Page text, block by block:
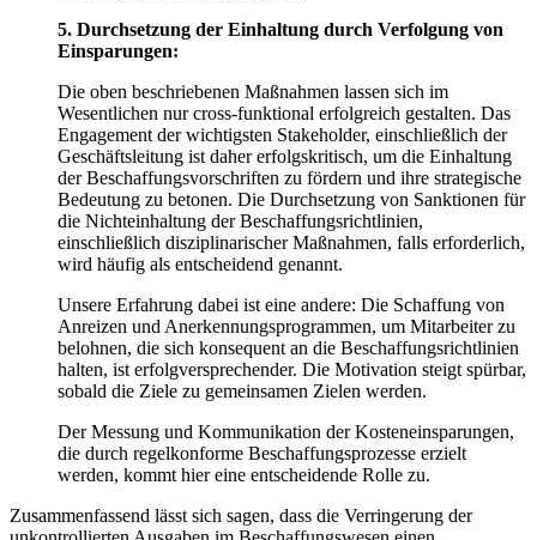
5. Durchsetzung der Einhaltung durch Verfolgung von
Einsparungen:
Die oben beschriebenen Maßnahmen lassen sich im
Wesentlichen nur cross-funktional erfolgreich gestalten. Das
Engagement der wichtigsten Stakeholder, einschließlich der
Geschäftsleitung ist daher erfolgskritisch, um die Einhaltung
der Beschaffungsvorschriften zu fördern und ihre strategische
Bedeutung zu betonen. Die Durchsetzung von Sanktionen für
die Nichteinhaltung der Beschaffungsrichtlinien,
einschließlich disziplinarischer Maßnahmen, falls erforderlich,
wird häufig als entscheidend genannt.
Unsere Erfahrung dabei ist eine andere: Die Schaffung von
Anreizen und Anerkennungsprogrammen, um Mitarbeiter zu
belohnen, die sich konsequent an die Beschaffungsrichtlinien
halten, ist erfolgversprechender. Die Motivation steigt spürbar,
sobald die Ziele zu gemeinsamen Zielen werden.
Der Messung und Kommunikation der Kosteneinsparungen,
die durch regelkonforme Beschaffungsprozesse erzielt
werden, kommt hier eine entscheidende Rolle zu.
Zusammenfassend lässt sich sagen, dass die Verringerung der